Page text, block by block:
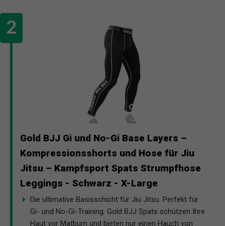
Gold BJJ Gi und No-Gi Base Layers –
Kompressionsshorts und Hose für Jiu
Jitsu – Kampfsport Spats Strumpfhose
Leggings - Schwarz - X-Large
Die ultimative Basisschicht für Jiu Jitsu. Perfekt für
Gi- und No-Gi-Training. Gold BJJ Spats schützen Ihre
Haut vor Matburn und bieten nur einen Hauch von